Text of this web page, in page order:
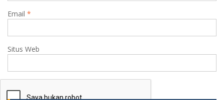
Email *
Situs Web